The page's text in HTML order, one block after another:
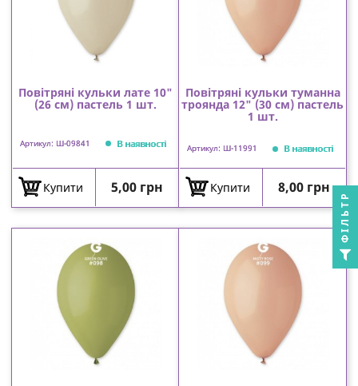
Повітряні кульки лате 10"
(26 см) пастель 1 шт.
Артикул: Ш-09841 В наявності
Купити Ціна
5,00 грн
Повітряні кульки туманна
троянда 12" (30 см) пастель
1 шт.
Артикул: Ш-11991 В наявності
Купити Ціна
8,00 грн
ФІЛЬТР